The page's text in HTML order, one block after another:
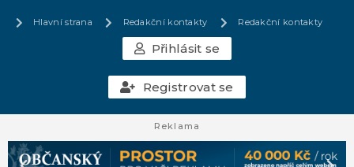
Hlavní strana Redakční kontakty Redakční kontakty
Přihlásit se
Registrovat se
Reklama